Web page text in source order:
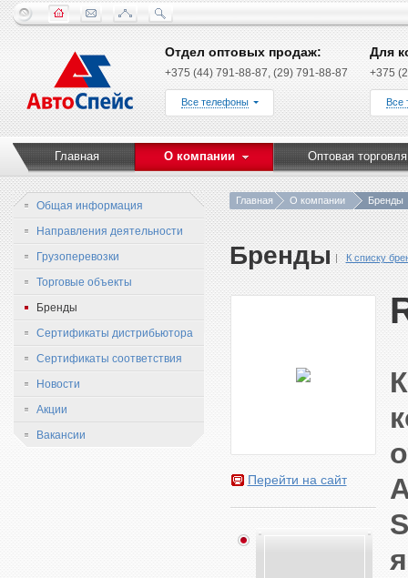
Отдел оптовых продаж:
+375 (44) 791-88-87, (29) 791-88-87
Все телефоны
Для
+375
Все
Главная О компании Оптовая торговля
Общая информация
Направления деятельности
Грузоперевозки
Торговые объекты
Бренды
Сертификаты дистрибьютора
Сертификаты соответствия
Новости
Акции
Вакансии
Главная О компании Бренды
Бренды К списку
Перейти на сайт